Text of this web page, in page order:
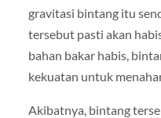
gravitasi bintang itu
tersebut pasti akan
bahan bakar habis,
kekuatan untuk
Akibatnya, bintang